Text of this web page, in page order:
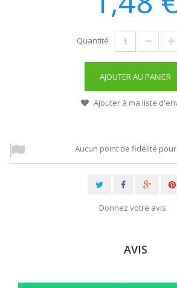
Quantité
AJOUTER AU PANIER
Ajouter à ma liste
Aucun point de fidélité
Donnez votre avis
AVIS